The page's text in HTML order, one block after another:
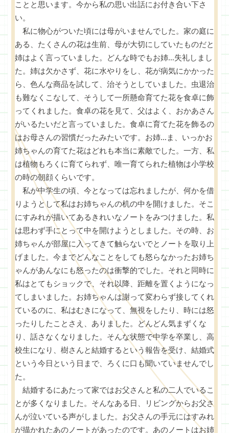
ことと思います。今から私の思い出話にお付き合い下さ
い。
私に物心がついた頃には母がいませんでした。家の庭に
ある、たくさんの花は生前、母が大切にしていたものだと
姉はよく言っていました。どんな時でもお姉…失礼しまし
た。姉は欠かさず、花に水やりをし、花が病気にかかった
ら、色んな商品を試して、治そうとしていました。虫退治
も難なくこなして、そうして一所懸命育てた花を食卓に飾
ってくれました。食卓の花を見て、父はよく、おかあさん
がいるたいだと言っていました。食卓に育てた花を飾るの
はお母さんの習慣だったみたいです。お姉…ま、いっかお
姉ちゃんの育てた花はどれも本当に素敵でした。一方、私
は植物もろくに育てられず、唯一育てられた植物は小学校
の時の朝顔くらいです。
私が中学生の頃、今となっては忘れましたが、何かを借
りようとして私はお姉ちゃんの机の中を開けました。そこ
にすみれが描いてあるきれいなノートをみつけました。私
は思わず手にとって中を開けようとしました。その時、お
姉ちゃんが部屋に入ってきて触らないでとノートを取り上
げました。今までどんなことをしても怒らなかったお姉ち
ゃんがあんなにも怒ったのは衝撃的でした。それと同時に
私はとてもショックで、それ以降、距離を置くようになっ
てしまいました。お姉ちゃんは謝って変わらず接してくれ
ているのに、私はむきになって、無視をしたり、時には怒
ったりしたことさえ、ありました。どんどん気まずくな
り、話さなくなりました。そんな状態で中学を卒業し、高
校生になり、樹さんと結婚するという報告を受け、結婚式
という今日という日まで、ろくに口も聞いていませんでし
た。
結婚するにあたって家ではお父さんと私の二人でいるこ
とが多くなりました。そんなある日、リビングからお父さ
んが泣いている声がしました。お父さんの手元にはすみれ
が描かれたあのノートがあったのです。あのノートはお姉